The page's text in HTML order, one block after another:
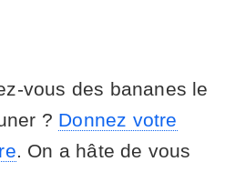
vous des bananes le
? Donnez votre
. On a hâte de vous